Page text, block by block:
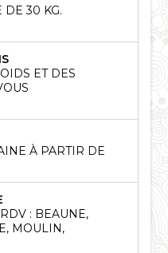
DE 30 KG.
ET DES
À PARTIR DE
: BEAUNE,
MOULIN,